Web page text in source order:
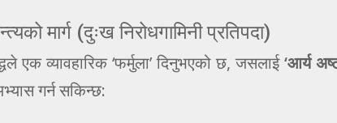
मार्ग (दुःख निरोधगामिनी प्रतिपदा)
एक व्यावहारिक ‘फर्मुला’ दिनुभएको छ, जसलाई‘आर्य
गर्न सकिन्छ: